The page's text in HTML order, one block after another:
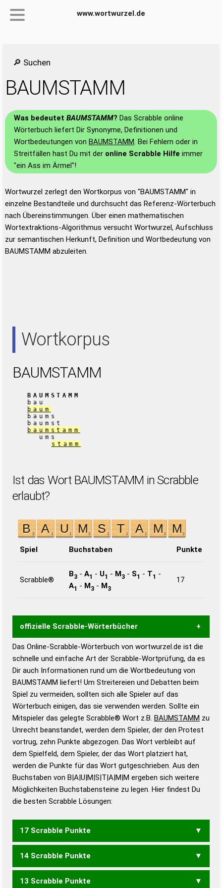
www.wortwurzel.de
🔎 Suchen
BAUMSTAMM
Was bedeutet BAUMSTAMM? Das Scrabble online
Wörterbuch liefert Dir Synonyme, Definitionen und
Wortbedeutungen von BAUMSTAMM. Bei Fehlern oder in
Streitfällen hast Du mit der online Scrabble Hilfe immer
"ein Ass im Ärmel"!
Wortwurzel zerlegt den Wortkorpus von "BAUMSTAMM" in
einzelne Bestandteile und durchsucht das Referenz-Wörterbuch
nach Übereinstimmungen. Über einen mathematischen
Wortextraktions-Algorithmus versucht Wortwurzel, Aufschluss
zur semantischen Herkunft, Definition und Wortbedeutung von
BAUMSTAMM abzuleiten.
Wortkorpus
BAUMSTAMM
BAUMSTAMM
bau
baum
baums
baumst
baumstamm
ums
stamm
Ist das Wort BAUMSTAMM in Scrabble
erlaubt?
Spiel Buchstaben Punkte
Scrabble®
B3 - A1 - U1 - M3 - S1 - T1 -
A1 - M3 - M3
17
offizielle Scrabble-Wörterbücher
Wortwurzel liefert mit Hilfe eines semantischen
Wortanalyse-Algorithmus gute Anhaltspunkte zu
Wortbedeutung, Worttrennung und Wortform, um die
Gültigkeit eines Wortes für das Scrabble-Spiel zu
bestimmen! zugelassene Turnier Scrabble-
Wörterbücher sind:
Duden – Standardwerk in 12 Bänden
Duden – Richtiges und gutes
Deutsch
Duden – Die deutsche Grammatik
Duden – Deutsches
Universalwörterbuch
Das Online-Scrabble-Wörterbuch von wortwurzel.de ist die
schnelle und einfache Art der Scrabble-Wortprüfung, da es
Dir auch Informationen rund um die Wortbedeutung von
BAUMSTAMM liefert! Um Streitereien und Debatten beim
Spiel zu vermeiden, sollten sich alle Spieler auf das
Wörterbuch einigen, das sie verwenden werden. Sollte ein
Mitspieler das gelegte Scrabble® Wort z.B. BAUMSTAMM zu
Unrecht beanstandet, werden dem Spieler, der den Protest
vortrug, zehn Punkte abgezogen. Das Wort verbleibt auf
dem Spielfeld, dem Spieler, der das Wort platziert hat,
werden die Punkte für das Wort gutgeschrieben. Aus den
Buchstaben von B|A|U|M|S|T|A|M|M ergeben sich weitere
Möglichkeiten Buchstabensteine zu legen. Hier findest Du
die besten Scrabble Lösungen:
17 Scrabble Punkte
STAMMBAUM
14 Scrabble Punkte
MASTBAUM
13 Scrabble Punkte